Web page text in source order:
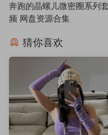
奔跑的晶螺儿微密圈系列
频 网盘资源合集
猜你喜欢